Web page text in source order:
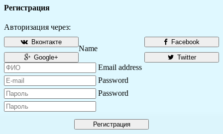
Регистрация
Авторизация через:
Facebook
Вконтакте
Twitter
Google+
Name
Email address
Password
Password
Регистрация